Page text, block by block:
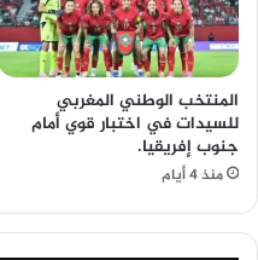
المنتخب الوطني المغربي
للسيدات في اختبار قوي أمام
جنوب إفريقيا.
منذ 4 أيام